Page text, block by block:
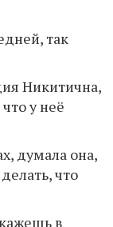
так
Никитична,
у неё
думала она,
что
в